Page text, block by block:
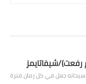
شيفاتايمز
سبحانه جعل في كل زمان فترة